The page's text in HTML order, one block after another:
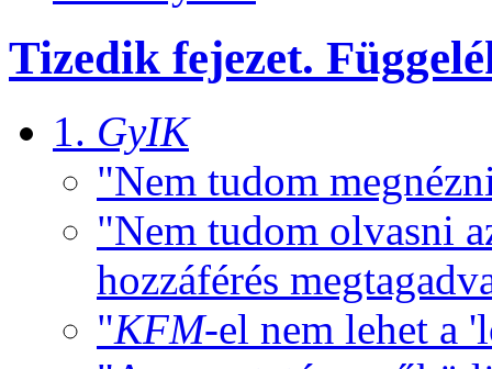
Tizedik fejezet.
1. GyIK
"Nem tudom
"Nem tudom olvasni
hozzáférés
"KFM-el nem lehet a